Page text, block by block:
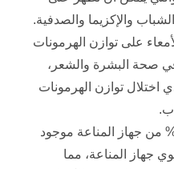
والإكزيما والصدفية.
على توازن الهرمونات
صحة البشرة والشعر،
اختلال توازن الهرمونات
حوالي 70% من جهاز المناعة موجود
جهاز المناعة، مما